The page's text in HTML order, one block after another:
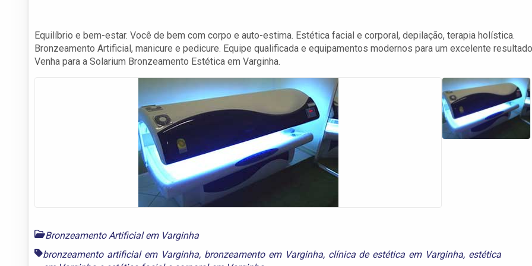
Equilíbrio e bem-estar. Você de bem com corpo e auto-estima. Estética facial e corporal, depilação, terapia holística.
Bronzeamento Artificial, manicure e pedicure. Equipe qualificada e equipamentos modernos para um excelente
Venha para a Solarium Bronzeamento Estética em Varginha.
Bronzeamento Artificial em Varginha
bronzeamento artificial em Varginha, bronzeamento em Varginha, clínica de estética em Varginha, estética